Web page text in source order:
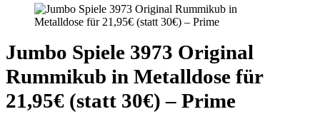
Jumbo Spiele 3973 Original
Rummikub in Metalldose für
21,95€ (statt 30€) – Prime